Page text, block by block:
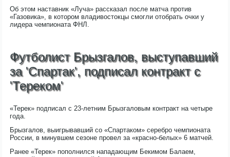
Об этом наставник «Луча» рассказал после матча против
«Газовика», в котором владивостокцы смогли отобрать очки у
лидера чемпионата ФНЛ.
Футболист Брызгалов, выступавший
за 'Спартак', подписал контракт с
'Тереком'
«Терек» подписал с 23-летним Брызгаловым контракт на четыре
года.
Брызгалов, выигрывавший со «Спартаком» серебро чемпионата
России, в минувшем сезоне провел за «красно-белых» 6 матчей.
Ранее «Терек» пополнился нападающим Бекимом Балаем,